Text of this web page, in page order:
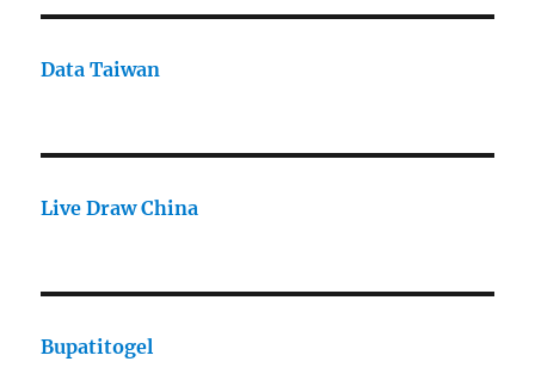
Data Taiwan
Live Draw China
Bupatitogel